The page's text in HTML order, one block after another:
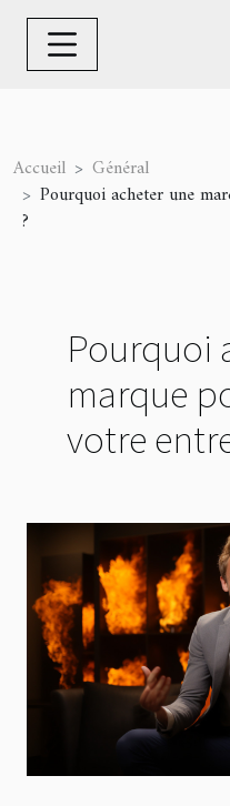
Accueil
Général
Pourquoi acheter une
?
Pourquoi
marque
votre